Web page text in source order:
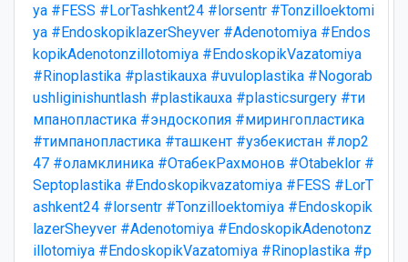
ya #FESS #LorTashkent24 #lorsentr #Tonzilloektomi
ya #EndoskopiklazerSheyver #Adenotomiya #Endos
kopikAdenotonzillotomiya #EndoskopikVazatomiya
#Rinoplastika #plastikauxa #uvuloplastika #Nogorab
ushliginishuntlash #plastikauxa #plasticsurgery #ти
мпанопластика #эндоскопия #мирингопластика
#тимпанопластика #ташкент #узбекистан #лор2
47 #оламклиника #ОтабекРахмонов #Otabeklor #
Septoplastika #Endoskopikvazatomiya #FESS #LorT
ashkent24 #lorsentr #Tonzilloektomiya #Endoskopik
lazerSheyver #Adenotomiya #EndoskopikAdenotonz
illotomiya #EndoskopikVazatomiya #Rinoplastika #p